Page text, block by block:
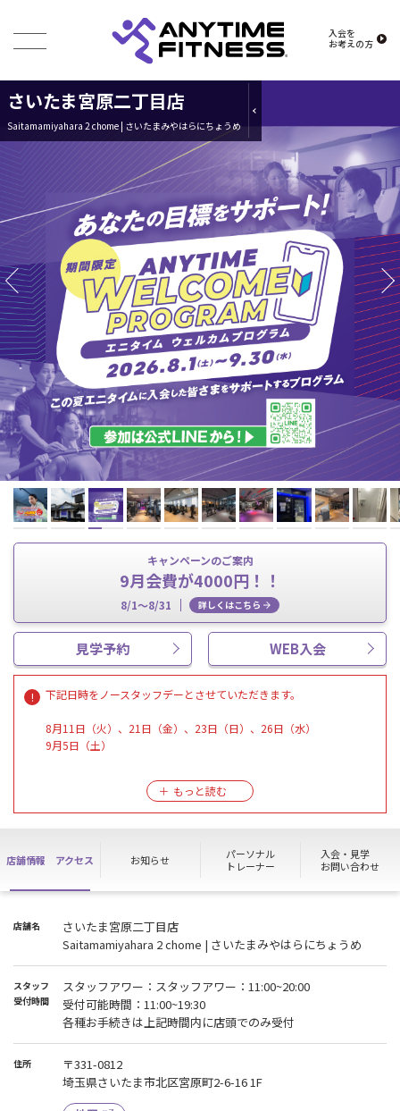
入会を
お考えの方
さいたま宮原二丁目店
Saitamamiyahara 2 chome | さいたまみやはらにちょうめ
キャンペーンのご案内
9月会費が4000円！！
8/1～8/31 詳しくはこちら
見学予約 WEB入会
下記日時をノースタッフデーとさせていただきます。
8月11日（火）、21日（金）、23日（日）、26日（水）
9月5日（土）
※メンバーの方は通常通り24時間施設をご利用いただけます。
各種お手続き、ハイスクールパスは対応しかねます。
ご迷惑お掛けしますが、ご了承くださいますようお願いいたしま
店舗情報 アクセス お知らせ
パーソナル
トレーナー
入会・見学
お問い合わせ
店舗名
さいたま宮原二丁目店
Saitamamiyahara 2 chome | さいたまみやはらにちょうめ
スタッフ
受付時間
スタッフアワー：スタッフアワー：11:00~20:00
受付可能時間：11:00~19:30
各種お手続きは上記時間内に店頭でのみ受付
住所
〒331-0812
埼玉県さいたま市北区宮原町2-6-16 1F